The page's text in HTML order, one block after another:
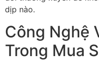
dịp nào.
Công Nghệ
Trong Mua